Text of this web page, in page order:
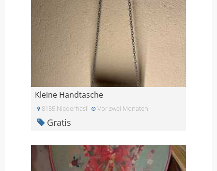
Kleine Handtasche
8155 Niederhasli Vor zwei Monaten
Gratis